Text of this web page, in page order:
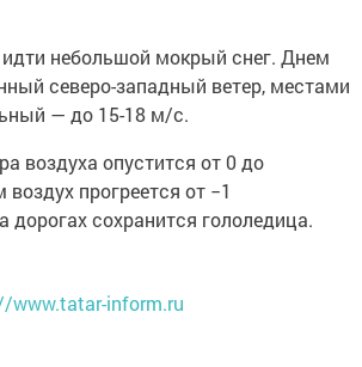
небольшой мокрый снег. Днем
северо-западный ветер, местами
— до 15-18 м/с.
воздуха опустится от 0 до
прогреется от −1
дорогах сохранится гололедица.
www.tatar-inform.ru